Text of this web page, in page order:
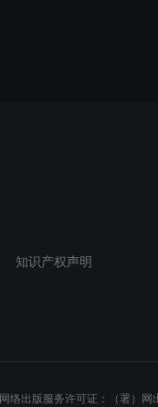
知识产权声明
网络出版服务许可证：（署）